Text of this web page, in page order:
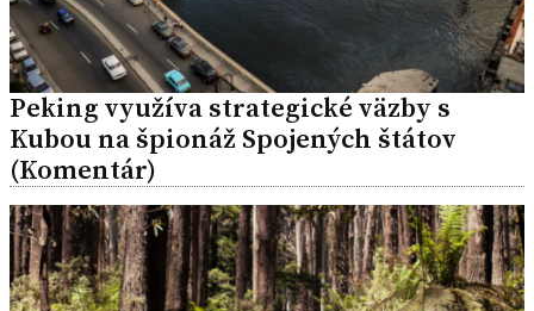
Peking využíva strategické väzby s
Kubou na špionáž Spojených štátov
(Komentár)